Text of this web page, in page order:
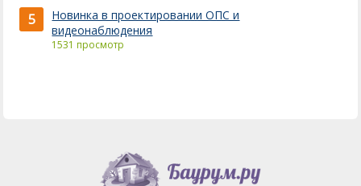
5
Новинка в проектировании ОПС и
видеонаблюдения
1531 просмотр